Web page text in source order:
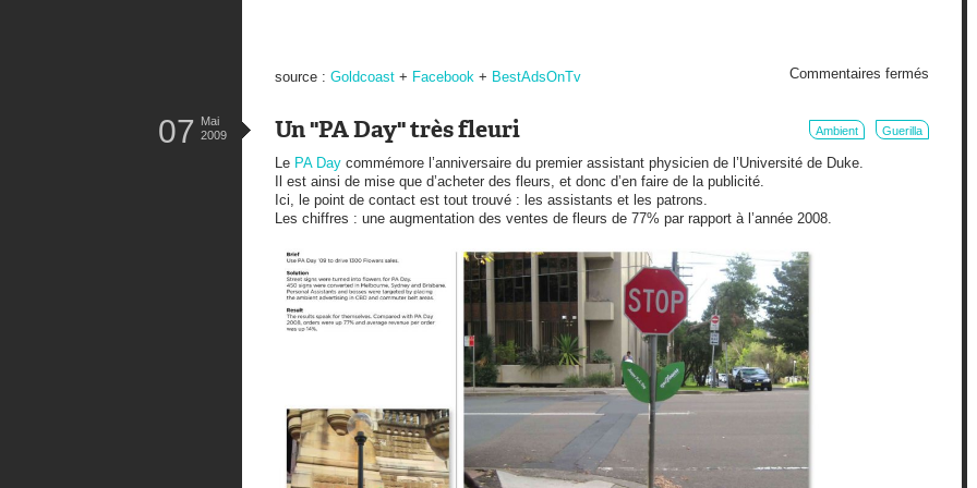
source : Goldcoast + Facebook + BestAdsOnTv Commentaires fermés
Un "PA Day" très fleuri Ambient Guerilla
07 Mai
2009
Le PA Day commémore l’anniversaire du premier assistant physicien de l’Université de Duke.
Il est ainsi de mise que d’acheter des fleurs, et donc d’en faire de la publicité.
Ici, le point de contact est tout trouvé : les assistants et les patrons.
Les chiffres : une augmentation des ventes de fleurs de 77% par rapport à l’année 2008.